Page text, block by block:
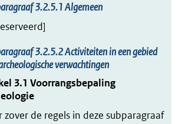
3.2.5.1Algemeen
3.2.5.2Activiteiten in een gebied
verwachtingen
3.1 Voorrangsbepaling
zover de regels in deze subparagraaf